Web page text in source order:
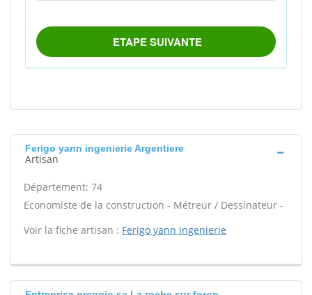
Ferigo yann ingenierie Argentiere
Artisan
Département: 74
Economiste de la construction - Métreur / Dessinateur -
Voir la fiche artisan : Ferigo yann ingenierie